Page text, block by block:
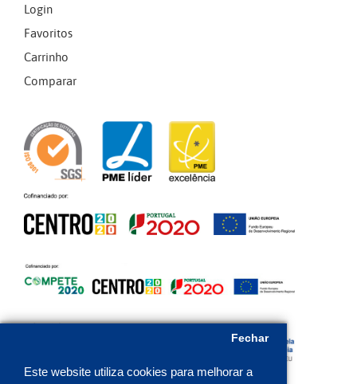
Este website utiliza cookies para melhorar a
Fechar
Login
Favoritos
Carrinho
Comparar